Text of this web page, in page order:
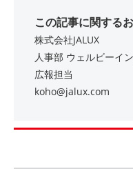
この記事に関する
株式会社JALUX
人事部 ウェルビーイ
広報担当
koho@jalux.com